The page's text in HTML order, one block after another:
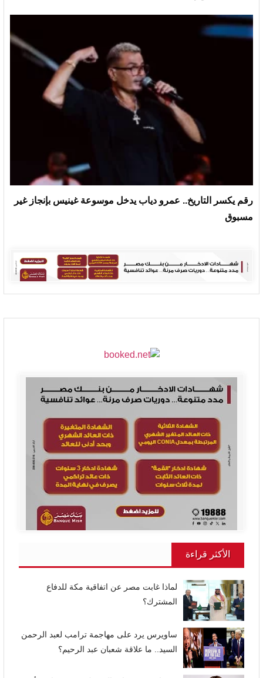
رقم يكسر التاريخ.. عمرو دياب يدخل موسوعة غينيس بإنجاز غير
مسبوق
الأكثر قراءة
لماذا غابت مصر عن اتفاقية مكة للدفاع
المشترك؟
ساويرس يرد على مهاجمة ترامب لعبد الرحمن
السيد.. ما علاقة شعبان عبد الرحيم؟